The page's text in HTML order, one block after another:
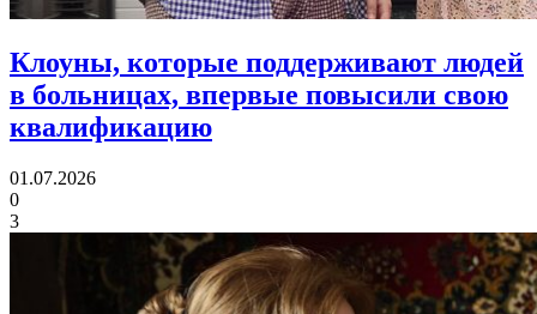
Клоуны, которые поддерживают людей
в больницах, впервые повысили свою
квалификацию
01.07.2026
0
3